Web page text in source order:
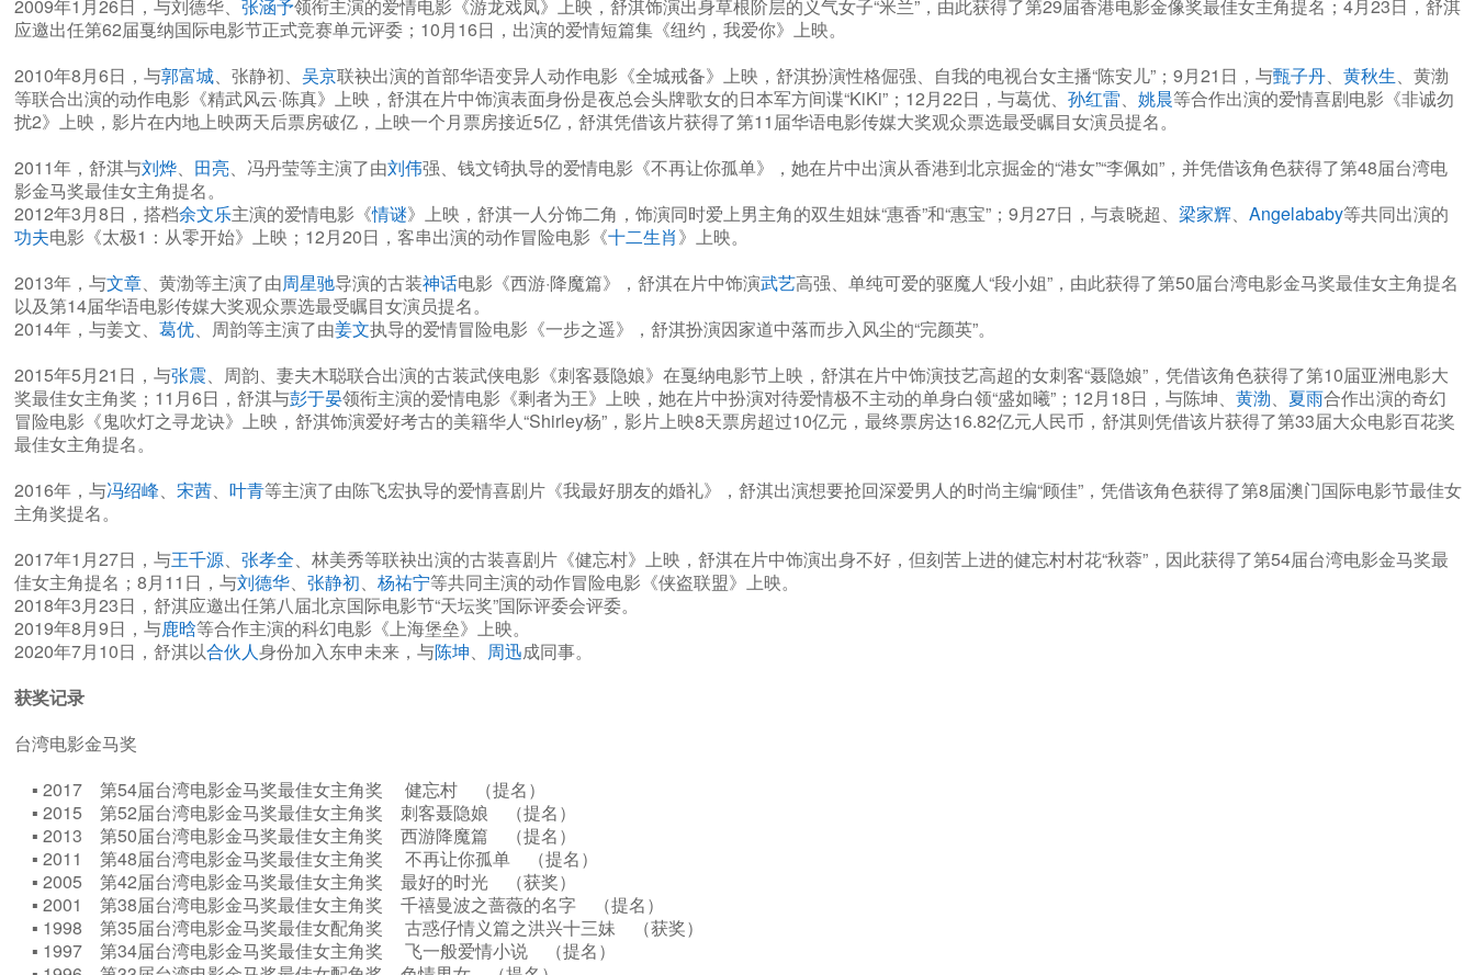
2009年1月26日，与刘德华、 张涵予领衔主演的爱情电影《游龙戏凤》上映，舒淇饰演出身草根阶层的义气女子“米兰”，由此获得了第29届香港电影金像奖最佳女主角提名；4月23日，舒淇
应邀出任第62届戛纳国际电影节正式竞赛单元评委；10月16日，出演的爱情短篇集《纽约，我爱你》上映。
2010年8月6日，与郭富城、张静初、 吴京联袂出演的首部华语变异人动作电影《全城戒备》上映，舒淇扮演性格倔强、自我的电视台女主播“陈安儿”；9月21日，与甄子丹、 黄秋生、黄渤
等联合出演的动作电影《精武风云·陈真》上映，舒淇在片中饰演表面身份是夜总会头牌歌女的日本军方间谍“KiKi”；12月22日，与葛优、 孙红雷、 姚晨等合作出演的爱情喜剧电影《非诚勿
扰2》上映，影片在内地上映两天后票房破亿，上映一个月票房接近5亿，舒淇凭借该片获得了第11届华语电影传媒大奖观众票选最受瞩目女演员提名。
2011年，舒淇与刘烨、 田亮、冯丹莹等主演了由刘伟强、钱文锜执导的爱情电影《不再让你孤单》，她在片中出演从香港到北京掘金的“港女”“李佩如”，并凭借该角色获得了第48届台湾电
影金马奖最佳女主角提名。
2012年3月8日，搭档余文乐主演的爱情电影《情谜》上映，舒淇一人分饰二角，饰演同时爱上男主角的双生姐妹“惠香”和“惠宝”；9月27日，与袁晓超、 梁家辉、 Angelababy等共同出演的
功夫电影《太极1：从零开始》上映；12月20日，客串出演的动作冒险电影《十二生肖》上映。
2013年，与文章、黄渤等主演了由周星驰导演的古装神话电影《西游·降魔篇》，舒淇在片中饰演武艺高强、单纯可爱的驱魔人“段小姐”，由此获得了第50届台湾电影金马奖最佳女主角提名
以及第14届华语电影传媒大奖观众票选最受瞩目女演员提名。
2014年，与姜文、 葛优、周韵等主演了由姜文执导的爱情冒险电影《一步之遥》，舒淇扮演因家道中落而步入风尘的“完颜英”。
2015年5月21日，与张震、周韵、妻夫木聪联合出演的古装武侠电影《刺客聂隐娘》在戛纳电影节上映，舒淇在片中饰演技艺高超的女刺客“聂隐娘”，凭借该角色获得了第10届亚洲电影大
奖最佳女主角奖；11月6日，舒淇与彭于晏领衔主演的爱情电影《剩者为王》上映，她在片中扮演对待爱情极不主动的单身白领“盛如曦”；12月18日，与陈坤、 黄渤、 夏雨合作出演的奇幻
冒险电影《鬼吹灯之寻龙诀》上映，舒淇饰演爱好考古的美籍华人“Shirley杨”，影片上映8天票房超过10亿元，最终票房达16.82亿元人民币，舒淇则凭借该片获得了第33届大众电影百花奖
最佳女主角提名。
2016年，与冯绍峰、 宋茜、 叶青等主演了由陈飞宏执导的爱情喜剧片《我最好朋友的婚礼》，舒淇出演想要抢回深爱男人的时尚主编“顾佳”，凭借该角色获得了第8届澳门国际电影节最佳女
主角奖提名。
2017年1月27日，与王千源、 张孝全、林美秀等联袂出演的古装喜剧片《健忘村》上映，舒淇在片中饰演出身不好，但刻苦上进的健忘村村花“秋蓉”，因此获得了第54届台湾电影金马奖最
佳女主角提名；8月11日，与刘德华、 张静初、 杨祐宁等共同主演的动作冒险电影《侠盗联盟》上映。
2018年3月23日，舒淇应邀出任第八届北京国际电影节“天坛奖”国际评委会评委。
2019年8月9日，与鹿晗等合作主演的科幻电影《上海堡垒》上映。
2020年7月10日，舒淇以合伙人身份加入东申未来，与陈坤、 周迅成同事。
获奖记录
台湾电影金马奖
▪ 2017 第54届台湾电影金马奖最佳女主角奖 健忘村 （提名）
▪ 2015 第52届台湾电影金马奖最佳女主角奖 刺客聂隐娘 （提名）
▪ 2013 第50届台湾电影金马奖最佳女主角奖 西游降魔篇 （提名）
▪ 2011 第48届台湾电影金马奖最佳女主角奖 不再让你孤单 （提名）
▪ 2005 第42届台湾电影金马奖最佳女主角奖 最好的时光 （获奖）
▪ 2001 第38届台湾电影金马奖最佳女主角奖 千禧曼波之蔷薇的名字 （提名）
▪ 1998 第35届台湾电影金马奖最佳女配角奖 古惑仔情义篇之洪兴十三妹 （获奖）
▪ 1997 第34届台湾电影金马奖最佳女主角奖 飞一般爱情小说 （提名）